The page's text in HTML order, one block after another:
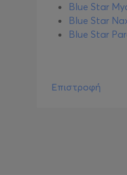
Blue Star
Blue Star
Blue Star
Επιστροφή